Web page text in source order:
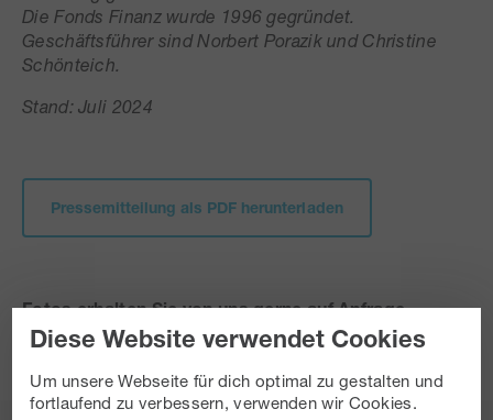
Die Fonds Finanz wurde 1996 gegründet.
Geschäftsführer sind Norbert Porazik und Christine
Schönteich.
Stand: Juli 2024
Pressemitteilung als PDF herunterladen
Fotos erhalten Sie von uns gerne auf Anfrage.
Belegexemplar oder Hinweis wird erbeten.
Diese Website verwendet Cookies
Um unsere Webseite für dich optimal zu gestalten und
fortlaufend zu verbessern, verwenden wir Cookies.